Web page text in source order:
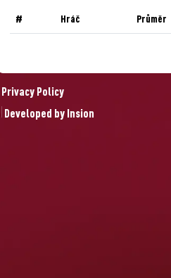
# Hráč Průměr
Privacy Policy
Developed by Insion